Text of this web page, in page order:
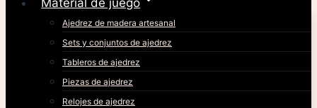
Material de juego
Ajedrez de madera artesanal
Sets y conjuntos de ajedrez
Tableros de ajedrez
Piezas de ajedrez
Relojes de ajedrez